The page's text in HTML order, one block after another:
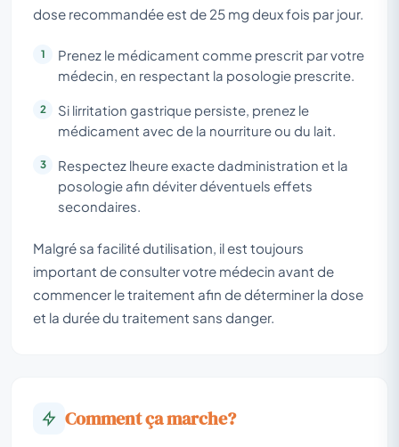
dose recommandée est de 25 mg deux fois par jour.
Prenez le médicament comme prescrit par votre
médecin, en respectant la posologie prescrite.
Si lirritation gastrique persiste, prenez le
médicament avec de la nourriture ou du lait.
Respectez lheure exacte dadministration et la
posologie afin déviter déventuels effets
secondaires.
Malgré sa facilité dutilisation, il est toujours
important de consulter votre médecin avant de
commencer le traitement afin de déterminer la dose
et la durée du traitement sans danger.
Comment ça marche?